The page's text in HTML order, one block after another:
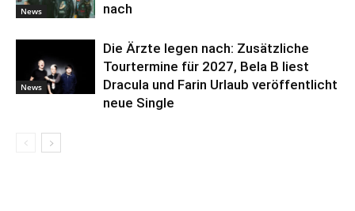
News
nach
News
Die Ärzte legen nach: Zusätzliche
Tourtermine für 2027, Bela B liest
Dracula und Farin Urlaub veröffentlicht
neue Single